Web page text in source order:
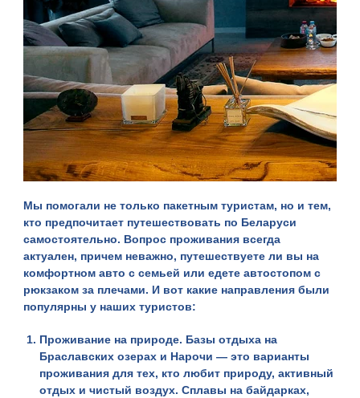
Мы помогали не только пакетным туристам, но и тем,
кто предпочитает путешествовать по Беларуси
самостоятельно. Вопрос проживания всегда
актуален, причем неважно, путешествуете ли вы на
комфортном авто с семьей или едете автостопом с
рюкзаком за плечами. И вот какие направления были
популярны у наших туристов:
Проживание на природе. Базы отдыха на
Браславских озерах и Нарочи — это варианты
проживания для тех, кто любит природу, активный
отдых и чистый воздух. Сплавы на байдарках,